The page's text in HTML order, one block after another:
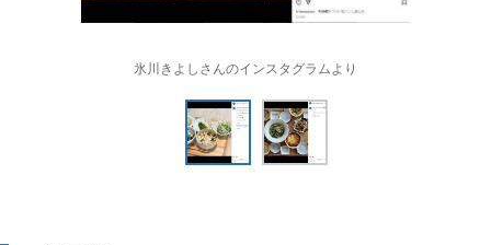
氷川きよしさんのインスタグラムより